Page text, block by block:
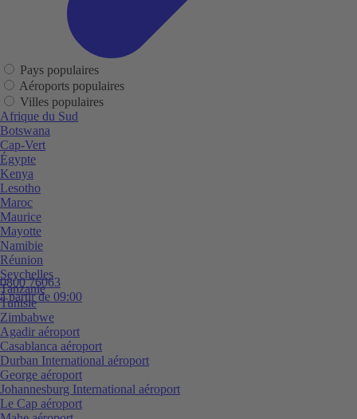
0800 76063
à partir de 09:00
Pays populaires
Aéroports populaires
Villes populaires
Afrique du Sud
Botswana
Cap-Vert
Égypte
Kenya
Lesotho
Maroc
Maurice
Mayotte
Namibie
Réunion
Seychelles
Tanzanie
Tunisie
Zimbabwe
Agadir aéroport
Casablanca aéroport
Durban International aéroport
George aéroport
Johannesburg International aéroport
Le Cap aéroport